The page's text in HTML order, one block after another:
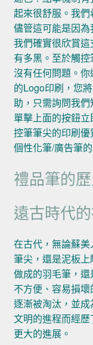
起來很舒服。我們
儘管這可能是因為
我們確實很欣賞
有多黑。至於觸
沒有任何問題。
的Logo印刷，您
助，只需詢問我
單擊上面的按鈕
控筆筆尖的印刷
個性化筆/廣告筆
禮品筆的
遠古時代
在古代，無論蘇
筆尖，還是泥板上
做成的羽毛筆，
不方便、容易損
逐漸被淘汰，並
文明的進程而經
更大的進展。